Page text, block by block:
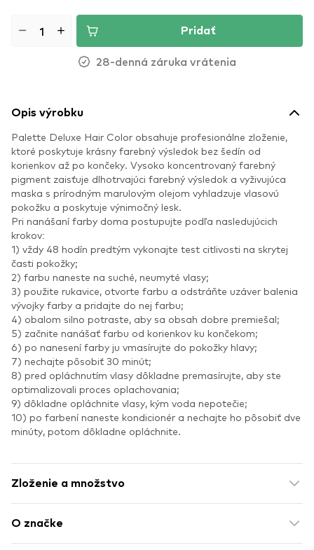
Pridať
28-denná záruka vrátenia
Opis výrobku
Palette Deluxe Hair Color obsahuje profesionálne zloženie,
ktoré poskytuje krásny farebný výsledok bez šedín od
korienkov až po končeky. Vysoko koncentrovaný farebný
pigment zaisťuje dlhotrvajúci farebný výsledok a vyživujúca
maska s prírodným marulovým olejom vyhladzuje vlasovú
pokožku a poskytuje výnimočný lesk.
Pri nanášaní farby doma postupujte podľa nasledujúcich
krokov:
1) vždy 48 hodín predtým vykonajte test citlivosti na skrytej
časti pokožky;
2) farbu naneste na suché, neumyté vlasy;
3) použite rukavice, otvorte farbu a odstráňte uzáver balenia
vývojky farby a pridajte do nej farbu;
4) obalom silno potraste, aby sa obsah dobre premiešal;
5) začnite nanášať farbu od korienkov ku končekom;
6) po nanesení farby ju vmasírujte do pokožky hlavy;
7) nechajte pôsobiť 30 minút;
8) pred opláchnutím vlasy dôkladne premasírujte, aby ste
optimalizovali proces oplachovania;
9) dôkladne opláchnite vlasy, kým voda nepotečie;
10) po farbení naneste kondicionér a nechajte ho pôsobiť dve
minúty, potom dôkladne opláchnite.
Zloženie a množstvo
O značke